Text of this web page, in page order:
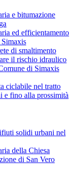
e bitumazione
ed efficientamento
Simaxis
di smaltimento
il rischio idraulico
di Simaxis
ciclabile nel tratto
e fino alla prossimità
solidi urbani nel
della Chiesa
di San Vero